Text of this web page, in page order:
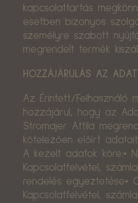
kapcsolattartás
esetben bizonyos
személyre szabott
megrendelt termék
HOZZÁJÁRULÁS AZ
Az Érintett/Felhasználó
hozzájárul, hogy az
Stromajer Attila
kötelezően előírt adatait
A kezelt adatok köre:•
Kapcsolatfelvétel,
rendelés egyeztetése•
Kapcsolatfelvétel,